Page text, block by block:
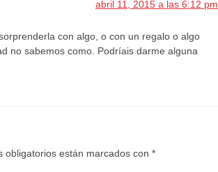
abril 11, 2015 a las 6:12 pm
con algo, o con un regalo o algo
no sabemos como. Podríais darme alguna
obligatorios están marcados con *